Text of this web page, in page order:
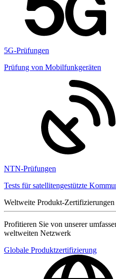
5G-Prüfungen
Prüfung von Mobilfunkgeräten
NTN-Prüfungen
Tests für satellitengestützte
Weltweite Produkt-Zertifizierungen
Profitieren Sie von unserer
weltweiten Netzwerk
Globale Produktzertifizierung